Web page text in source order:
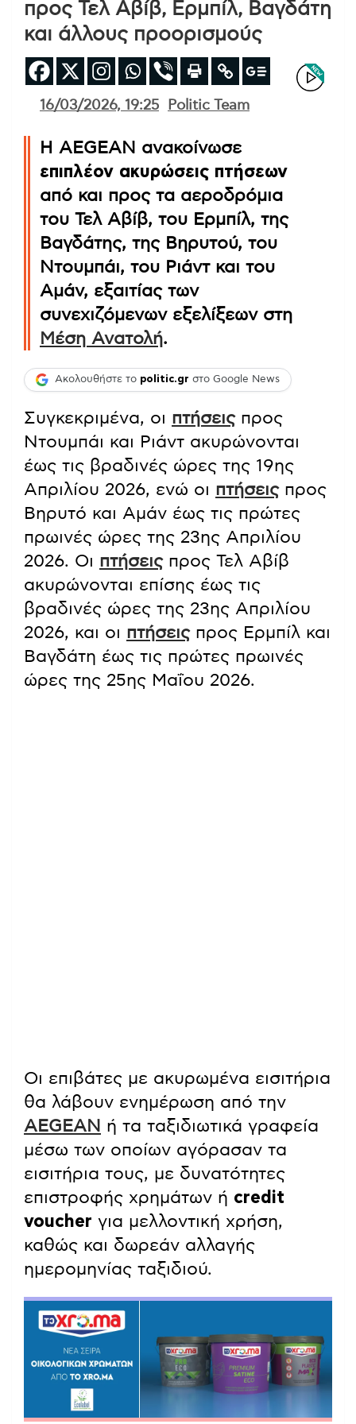
προς Τελ Αβίβ, Ερμπίλ, Βαγδάτη
και άλλους προορισμούς
16/03/2026, 19:25 Politic Team
Η AEGEAN ανακοίνωσε
επιπλέον ακυρώσεις πτήσεων
από και προς τα αεροδρόμια
του Τελ Αβίβ, του Ερμπίλ, της
Βαγδάτης, της Βηρυτού, του
Ντουμπάι, του Ριάντ και του
Αμάν, εξαιτίας των
συνεχιζόμενων εξελίξεων στη
Μέση Ανατολή.
Ακολουθήστε το politic.gr στο Google News
Συγκεκριμένα, οι πτήσειςπρος
Ντουμπάι και Ριάντ ακυρώνονται
έως τις βραδινές ώρες της 19ης
Απριλίου 2026, ενώ οι πτήσειςπρος
Βηρυτό και Αμάν έως τις πρώτες
πρωινές ώρες της 23ης Απριλίου
2026. Οι πτήσειςπρος Τελ Αβίβ
ακυρώνονται επίσης έως τις
βραδινές ώρες της 23ης Απριλίου
2026, και οι πτήσειςπρος Ερμπίλ και
Βαγδάτη έως τις πρώτες πρωινές
ώρες της 25ης Μαΐου 2026.
Οι επιβάτες με ακυρωμένα εισιτήρια
θα λάβουν ενημέρωση από την
AEGEAN ή τα ταξιδιωτικά γραφεία
μέσω των οποίων αγόρασαν τα
εισιτήρια τους, με δυνατότητες
επιστροφής χρημάτων ή credit
voucher για μελλοντική χρήση,
καθώς και δωρεάν αλλαγής
ημερομηνίας ταξιδιού.